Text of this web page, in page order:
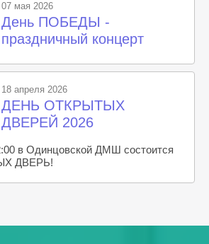
07 мая 2026
День ПОБЕДЫ -
праздничный концерт
18 апреля 2026
ДЕНЬ ОТКРЫТЫХ
ДВЕРЕЙ 2026
в Одинцовской ДМШ состоится
ДВЕРЬ!